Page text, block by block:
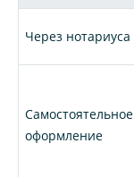
Через нотариуса
Самостоятельное
оформление